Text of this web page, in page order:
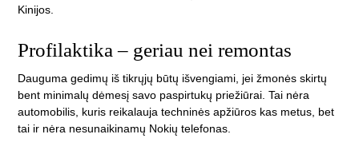
Kinijos.
Profilaktika – geriau nei remontas
Dauguma gedimų iš tikrųjų būtų išvengiami, jei žmonės skirtų
bent minimalų dėmesį savo paspirtukų priežiūrai. Tai nėra
automobilis, kuris reikalauja techninės apžiūros kas metus, bet
tai ir nėra nesunaikinamų Nokių telefonas.